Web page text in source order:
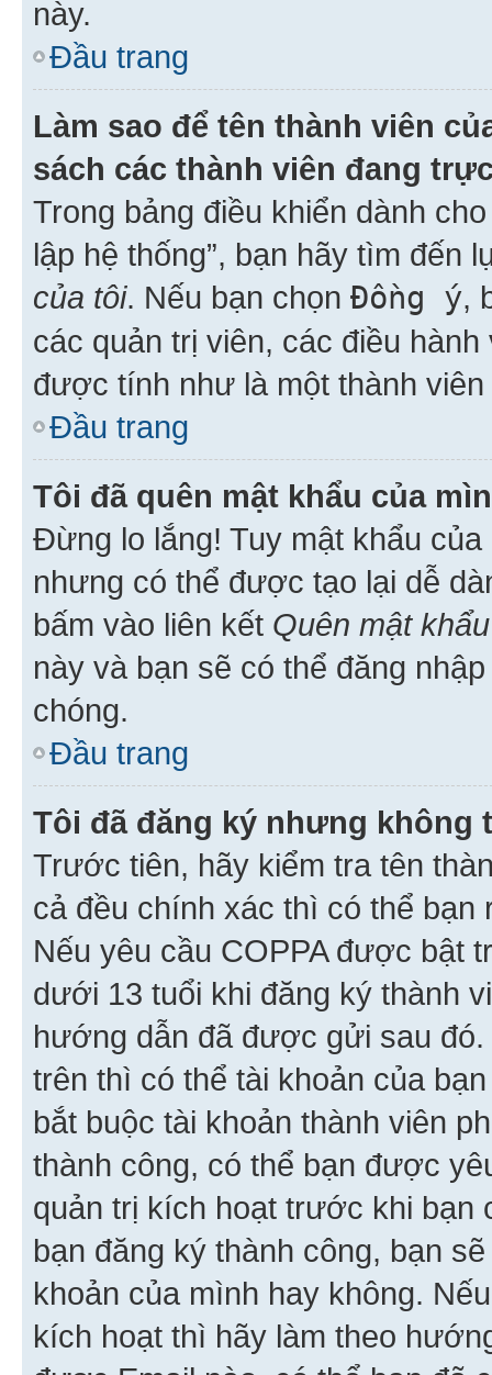
này.
Đầu trang
Làm sao để tên thành viên
sách các thành viên đang
Trong bảng điều khiển dành
lập hệ thống”, bạn hãy tìm đến
của tôi. Nếu bạn chọn Đồng ý,
các quản trị viên, các điều
được tính như là một thành viên
Đầu trang
Tôi đã quên mật khẩu của
Đừng lo lắng! Tuy mật khẩu
nhưng có thể được tạo lại dễ
bấm vào liên kết Quên mật khẩu
này và bạn sẽ có thể đăng
chóng.
Đầu trang
Tôi đã đăng ký nhưng không
Trước tiên, hãy kiểm tra tên
cả đều chính xác thì có thể
Nếu yêu cầu COPPA được bật
dưới 13 tuổi khi đăng ký thành
hướng dẫn đã được gửi sau
trên thì có thể tài khoản của
bắt buộc tài khoản thành viên
thành công, có thể bạn được
quản trị kích hoạt trước khi bạn
bạn đăng ký thành công, bạn
khoản của mình hay không.
kích hoạt thì hãy làm theo